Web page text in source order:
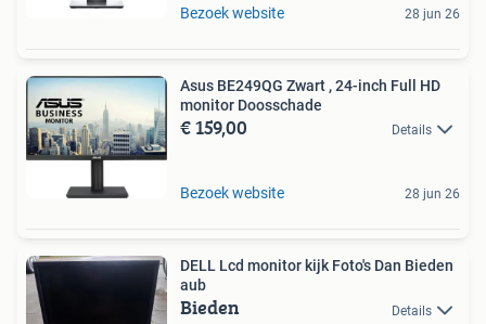
Bezoek website 28 jun 26
Asus BE249QG Zwart , 24-inch Full HD
monitor Doosschade
€ 159,00 Details
Bezoek website 28 jun 26
DELL Lcd monitor kijk Foto's Dan Bieden
aub
Bieden Details